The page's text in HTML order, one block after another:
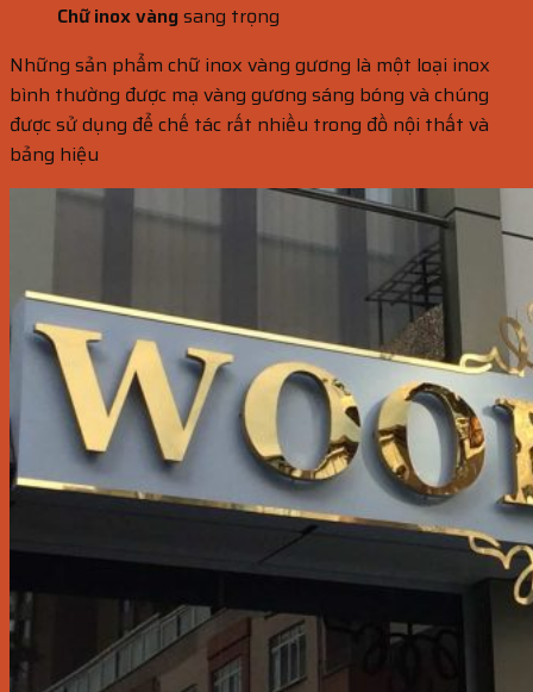
Chữ inox vàngsang trọng
Những sản phẩm chữ inox vàng gương là một loại inox
bình thường được mạ vàng gương sáng bóng và chúng
được sử dụng để chế tác rất nhiều trong đồ nội thất và
bảng hiệu